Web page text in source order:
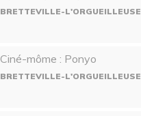
BRETTEVILLE-L'ORGUEILLEUSE
Ciné-môme : Ponyo
BRETTEVILLE-L'ORGUEILLEUSE